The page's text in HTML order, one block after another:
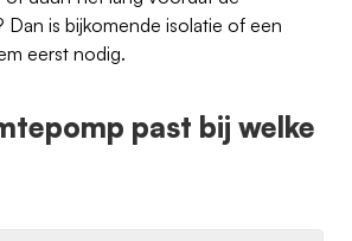
Dan is bijkomende isolatie of een
eerst nodig.
past bij welke